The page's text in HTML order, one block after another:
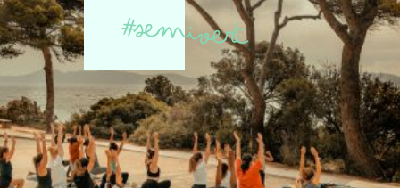
#semivert